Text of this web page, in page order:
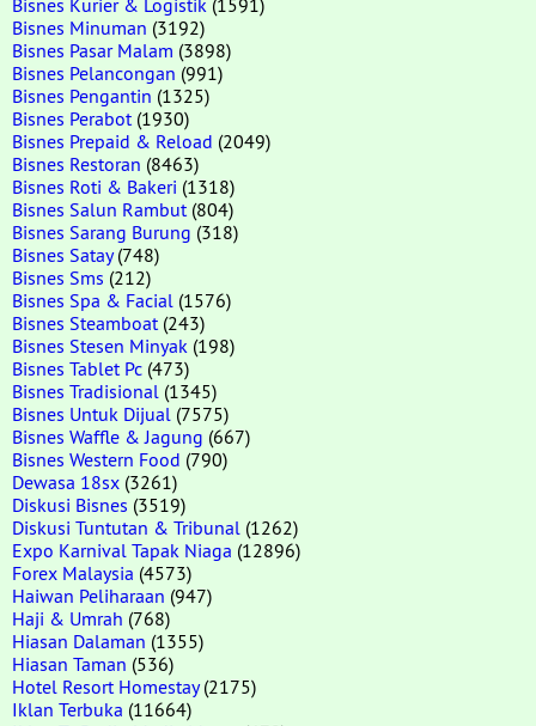
Bisnes Minuman (3192)
Bisnes Pasar Malam (3898)
Bisnes Pelancongan (991)
Bisnes Pengantin (1325)
Bisnes Perabot (1930)
Bisnes Prepaid & Reload (2049)
Bisnes Restoran (8463)
Bisnes Roti & Bakeri (1318)
Bisnes Salun Rambut (804)
Bisnes Sarang Burung (318)
Bisnes Satay(748)
Bisnes Sms (212)
Bisnes Spa & Facial (1576)
Bisnes Steamboat (243)
Bisnes Stesen Minyak (198)
Bisnes Tablet Pc (473)
Bisnes Tradisional (1345)
Bisnes Untuk Dijual (7575)
Bisnes Waffle & Jagung (667)
Bisnes Western Food (790)
Dewasa 18sx (3261)
Diskusi Bisnes (3519)
Diskusi Tuntutan & Tribunal (1262)
Expo Karnival Tapak Niaga (12896)
Forex Malaysia (4573)
Haiwan Peliharaan (947)
Haji & Umrah (768)
Hiasan Dalaman (1355)
Hiasan Taman (536)
Hotel Resort Homestay(2175)
Iklan Terbuka (11664)